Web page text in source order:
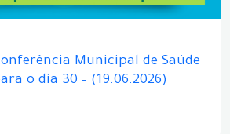
Municipal de Saúde
o dia 30 – (19.06.2026)